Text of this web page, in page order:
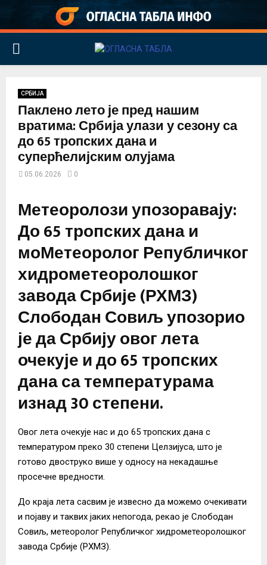
PRIMARY
СРБИЈА
Паклено лето је пред нашим
вратима: Србија улази у сезону са
до 65 тропских дана и
суперћелијским олујама
05.06.2026 0
Метеоролози упозоравају:
До 65 тропских дана и
моМетеоролог Републичког
хидрометеоролошког
завода Србије (РХМЗ)
Слободан Совиљ упозорио
је да Србију овог лета
очекује и до 65 тропских
дана са температурама
изнад 30 степени.
Овог лета очекује нас и до 65 тропских дана с
температуром преко 30 степени Целзијуса, што је
готово двоструко више у односу на некадашње
просечне вредности.
До краја лета сасвим је извесно да можемо очекивати
и појаву и таквих јаких непогода, рекао је Слободан
Совиљ, метеоролог Републичког хидрометеоролошког
завода Србије (РХМЗ).